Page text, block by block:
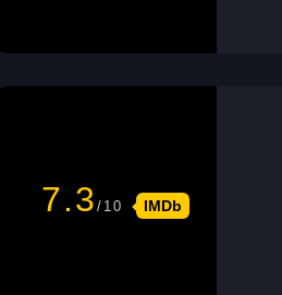
7.3 IMDb